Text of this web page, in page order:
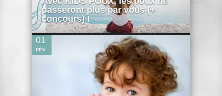
passeront plus par vous (+
concours) !
01
FÉV
0